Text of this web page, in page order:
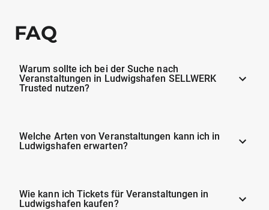
FAQ
Warum sollte ich bei der Suche nach
Veranstaltungen in Ludwigshafen SELLWERK
Trusted nutzen?
Welche Arten von Veranstaltungen kann ich in
Ludwigshafen erwarten?
Wie kann ich Tickets für Veranstaltungen in
Ludwigshafen kaufen?